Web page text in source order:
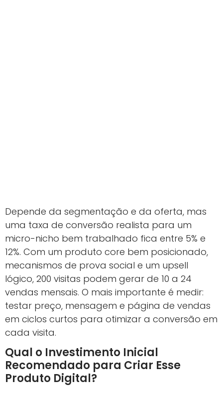
Depende da segmentação e da oferta, mas
uma taxa de conversão realista para um
micro-nicho bem trabalhado fica entre 5% e
12%. Com um produto core bem posicionado,
mecanismos de prova social e um upsell
lógico, 200 visitas podem gerar de 10 a 24
vendas mensais. O mais importante é medir:
testar preço, mensagem e página de vendas
em ciclos curtos para otimizar a conversão em
cada visita.
Qual o Investimento Inicial
Recomendado para Criar Esse
Produto Digital?